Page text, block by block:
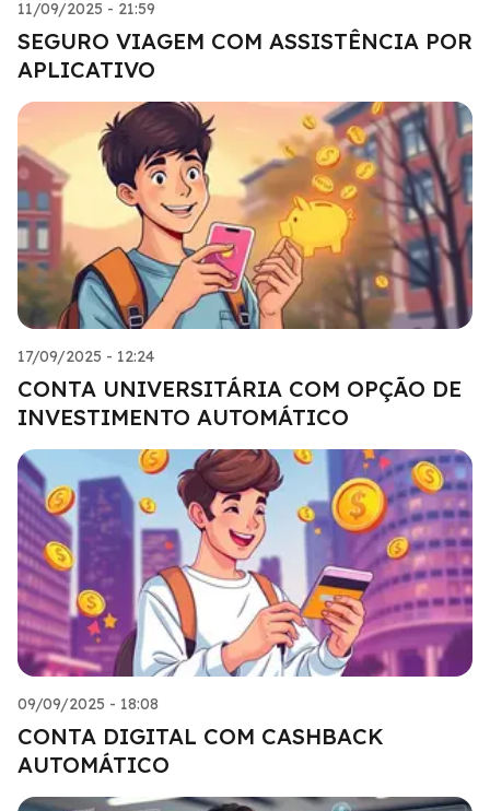
11/09/2025 - 21:59
SEGURO VIAGEM COM ASSISTÊNCIA POR
APLICATIVO
17/09/2025 - 12:24
CONTA UNIVERSITÁRIA COM OPÇÃO DE
INVESTIMENTO AUTOMÁTICO
09/09/2025 - 18:08
CONTA DIGITAL COM CASHBACK
AUTOMÁTICO